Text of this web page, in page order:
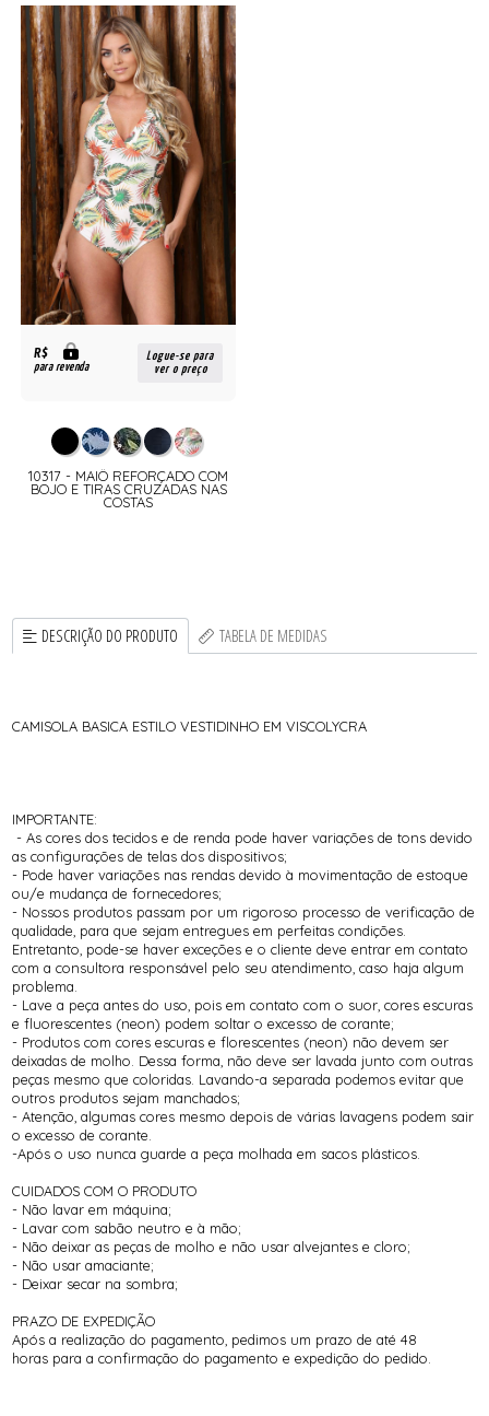
R$
para revenda
Logue-se para
ver o preço
10317 - MAIÔ REFORÇADO COM
BOJO E TIRAS CRUZADAS NAS
COSTAS
DESCRIÇÃO DO PRODUTO TABELA DE MEDIDAS
CAMISOLA BASICA ESTILO VESTIDINHO EM VISCOLYCRA
IMPORTANTE:
- As cores dos tecidos e de renda pode haver variações de tons devido
as configurações de telas dos dispositivos;
- Pode haver variações nas rendas devido à movimentação de estoque
ou/e mudança de fornecedores;
- Nossos produtos passam por um rigoroso processo de verificação de
qualidade, para que sejam entregues em perfeitas condições.
Entretanto, pode-se haver exceções e o cliente deve entrar em contato
com a consultora responsável pelo seu atendimento, caso haja algum
problema.
- Lave a peça antes do uso, pois em contato com o suor, cores escuras
e fluorescentes (neon) podem soltar o excesso de corante;
- Produtos com cores escuras e florescentes (neon) não devem ser
deixadas de molho. Dessa forma, não deve ser lavada junto com outras
peças mesmo que coloridas. Lavando-a separada podemos evitar que
outros produtos sejam manchados;
- Atenção, algumas cores mesmo depois de várias lavagens podem sair
o excesso de corante.
-Após o uso nunca guarde a peça molhada em sacos plásticos.
CUIDADOS COM O PRODUTO
- Não lavar em máquina;
- Lavar com sabão neutro e à mão;
- Não deixar as peças de molho e não usar alvejantes e cloro;
- Não usar amaciante;
- Deixar secar na sombra;
PRAZO DE EXPEDIÇÃO
Após a realização do pagamento, pedimos um prazo de até 48
horas para a confirmação do pagamento e expedição do pedido.